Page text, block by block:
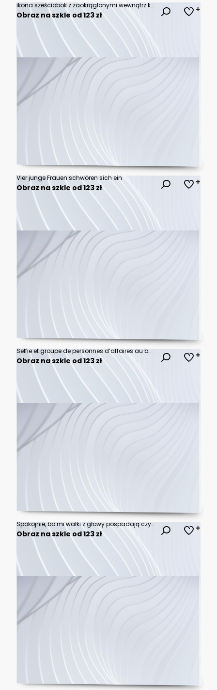
ikona sześciobok z zaokrąglonymi wewnątrz krawędziami
Obraz na szkle od 123 zł
Vier junge Frauen schwören sich ein
Obraz na szkle od 123 zł
Selfie et groupe de personnes d’affaires au bureau prenant des photos pour les réseaux sociaux. Portrait de diversité, collaboration et amis heureux, hommes et femmes riant et prenant une photo
Obraz na szkle od 123 zł
Spokojnie, bo mi wałki z głowy pospadają czyli grupa szczęśliwych kobiet spędzających czas razem w domu.
Obraz na szkle od 123 zł